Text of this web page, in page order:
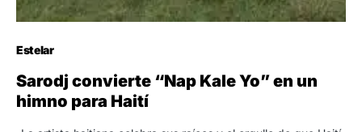
Estelar
Sarodj convierte “Nap Kale Yo” en un
himno para Haití